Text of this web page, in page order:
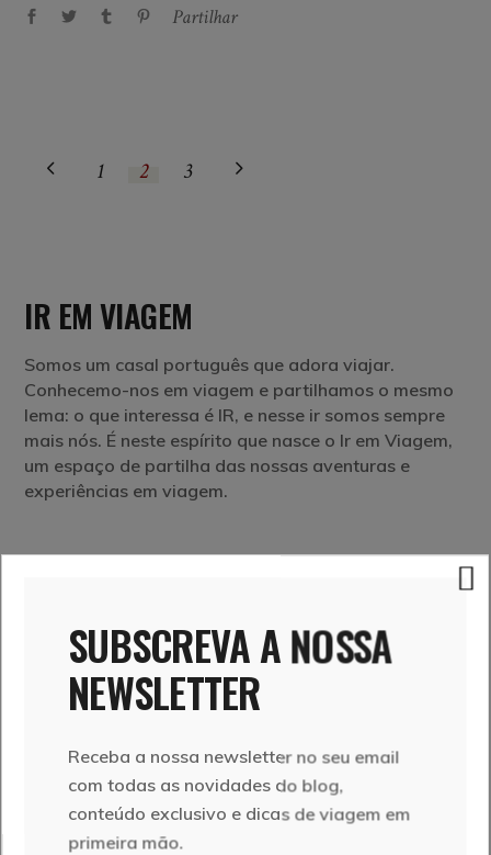
Partilhar
1 2 3
IR EM VIAGEM
Somos um casal português que adora viajar.
Conhecemo-nos em viagem e partilhamos o mesmo
lema: o que interessa é IR, e nesse ir somos sempre
mais nós. É neste espírito que nasce o Ir em Viagem,
um espaço de partilha das nossas aventuras e
experiências em viagem.
SUBSCREVA A NOSSA
NEWSLETTER
Receba a nossa newsletter no seu email
com todas as novidades do blog,
conteúdo exclusivo e dicas de viagem em
primeira mão.